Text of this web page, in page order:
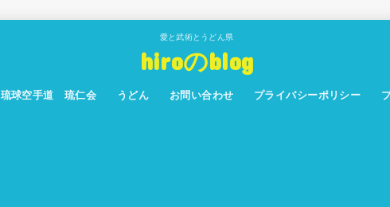
愛と武術とうどん県
hiroのblog
琉球空手道 琉仁会 うどん お問い合わせ プライバシーポリシー